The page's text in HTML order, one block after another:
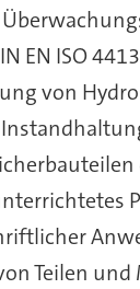
EN ISO
von
Teilen und